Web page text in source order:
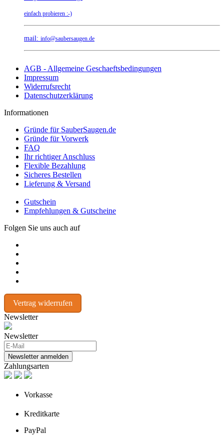
einfach probieren :-)
mail: info@saubersaugen.de
AGB - Allgemeine Geschaeftsbedingungen
Impressum
Widerrufsrecht
Datenschutzerklärung
Informationen
Gründe für SauberSaugen.de
Gründe für Vorwerk
FAQ
Ihr richtiger Anschluss
Flexible Bezahlung
Sicheres Bestellen
Lieferung & Versand
Gutschein
Empfehlungen & Gutscheine
Folgen Sie uns auch auf
Vertrag widerrufen
Newsletter
Newsletter
Newsletter anmelden
Zahlungsarten
Vorkasse
Kreditkarte
PayPal